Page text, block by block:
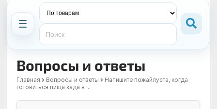
Вопросы и ответы
Главная Вопросы и ответы
Напишите пожайлуста, когда
готовиться пища када в ...